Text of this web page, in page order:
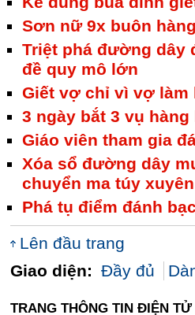
Sơn nữ 9x buôn
Triệt phá đường dây
đề quy mô lớn
Giết vợ chỉ vì vợ làm
3 ngày bắt 3 vụ hàng
Giáo viên tham gia
Xóa sổ đường dây
chuyển ma túy
Phá tụ điểm đánh
Lên đầu trang
Giao diện: Đầy đủ
TRANG THÔNG TIN ĐIỆN